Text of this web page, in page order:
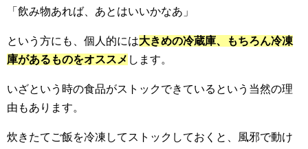
「飲み物あれば、あとはいいかなあ」
という方にも、個人的には大きめの冷蔵庫、もちろん冷凍
庫があるものをオススメ します。
いざという時の食品がストックできているという当然の理
由もあります。
炊きたてご飯を冷凍してストックしておくと、風邪で動け